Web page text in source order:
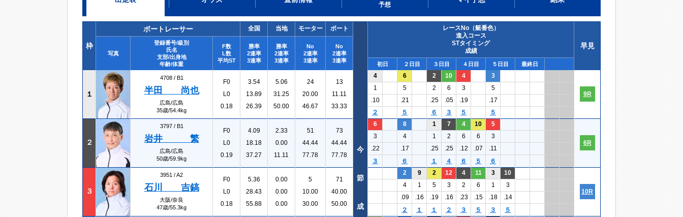
予想
枠
ボートレーサー 全国 当地 モーター ボート
レースNo（艇番色）
進入コース
STタイミング
成績
早見
写真
登録番号/級別
氏名
支部/出身地
年齢/体重
F数
L数
平均ST
勝率
2連率
3連率
勝率
2連率
3連率
No
2連率
3連率
No
2連率
3連率
初日 ２日目 ３日目 ４日目 ５日目 最終日
１
4708 / B1
半田 尚也
広島/広島
35歳/54.4kg
F0
L0
0.18
3.54
13.89
26.39
5.06
31.25
50.00
24
20.00
46.67
13
11.11
33.33
4 6 2 10 4 3
9R
1 5 2 6 3
5
.10
.21 .25 .05 .19
.17
２
５ ６ ３ ５ ５
２
3797 / B1
岩井 繁
広島/広島
50歳/59.9kg
F0
L0
0.19
4.09
18.18
37.27
2.33
0.00
11.11
51
44.44
77.78
73
44.44
77.78
6 8 1 7 4 10 5
6R
3 4 1 2 6 6
3
.22
.17 .25 .25 .12 .07
.11
３
６ １ ４ ６ ５ ６
３
3951 /A2
石川 吉鎬
大阪/奈良
47歳/55.3kg
F0
L0
0.18
5.36
28.43
55.88
0.00
0.00
0.00
5
10.00
30.00
71
40.00
50.00
2 9 2 12 4 11 3 10
10R
4 1 5 3 2 6 1
3
.09
.16 .19 .16 .23 .15 .18
.14
２
１ １ ２ ３ ５ ３ ５
今
節
成